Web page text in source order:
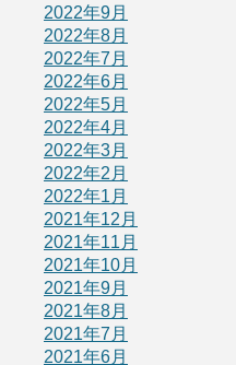
2022年9月
2022年8月
2022年7月
2022年6月
2022年5月
2022年4月
2022年3月
2022年2月
2022年1月
2021年12月
2021年11月
2021年10月
2021年9月
2021年8月
2021年7月
2021年6月